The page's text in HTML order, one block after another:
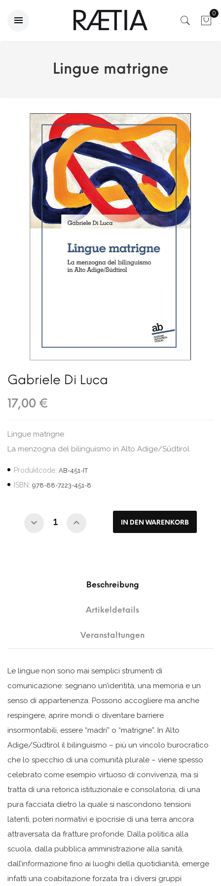
0
Lingue matrigne
Gabriele Di Luca
17,00 €
Lingue matrigne
La menzogna del bilinguismo in Alto Adige/Südtirol
Produktcode: AB-451-IT
ISBN: 978-88-7223-451-8
IN DEN WARENKORB
Beschreibung
Artikeldetails
Veranstaltungen
Le lingue non sono mai semplici strumenti di
comunicazione: segnano un’identità, una memoria e un
senso di appartenenza. Possono accogliere ma anche
respingere, aprire mondi o diventare barriere
insormontabili, essere “madri” o “matrigne”. In Alto
Adige/Südtirol il bilinguismo – più un vincolo burocratico
che lo specchio di una comunità plurale – viene spesso
celebrato come esempio virtuoso di convivenza, ma si
tratta di una retorica istituzionale e consolatoria, di una
pura facciata dietro la quale si nascondono tensioni
latenti, poteri normativi e ipocrisie di una terra ancora
attraversata da fratture profonde. Dalla politica alla
scuola, dalla pubblica amministrazione alla sanità,
dall’informazione fino ai luoghi della quotidianità, emerge
infatti una coabitazione forzata tra i diversi gruppi